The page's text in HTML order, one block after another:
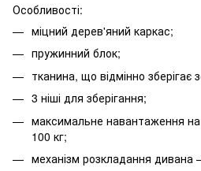
Особливості:
міцний дерев'яний каркас;
пружинний блок;
тканина, що відмінно зберігає
3 ніші для зберігання;
максимальне навантаження
100 кг;
механізм розкладання дивана